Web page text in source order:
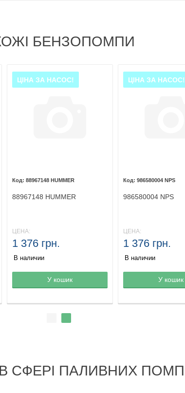
БЕНЗОПОМПИ
Товар в корзине
ЦІНА ЗА НАСОС!
88967148 HUMMER
88967148 HUMMER
ЦЕНА:
1 376 грн.
В наличии
У кошик Товар в корзине
ЦІНА ЗА НАСОС!
986580004 NPS
986580004 NPS
ЦЕНА:
1 376 грн.
В наличии
У кошик
СФЕРІ ПАЛИВНИХ ПОМП